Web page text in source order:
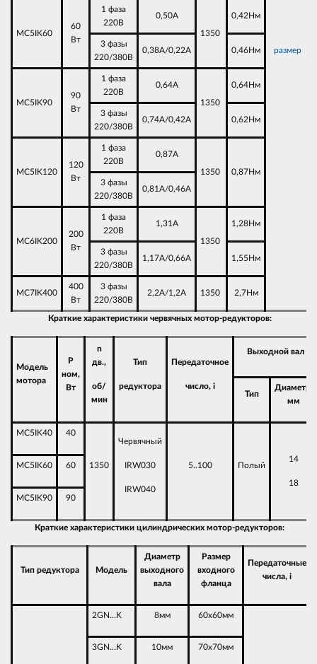
размер
MC5IK60
60
Вт
1 фаза
220В
0,50А
1350
0,42Нм
3 фазы
220/380В
0,38А/0,22А 0,46Нм
MC5IK90
90
Вт
1 фаза
220В
0,64А
1350
0,64Нм
3 фазы
220/380В
0,74А/0,42А 0,62Нм
MC5IK120
120
Вт
1 фаза
220В
0,87А
1350
0,87Нм
3 фазы
220/380В
0,81А/0,46А
MC6IK200
200
Вт
1 фаза
220В
1,31А
1350
1,28Нм
3 фазы
220/380В
1,17А/0,66А 1,55Нм
MC7IK400
400
Вт
3 фазы
220/380В
2,2А/1,2А 1350 2,7Нм
Краткие характеристики червячных мотор-редукторов:
Модель
мотора
P
ном,
Вт
n
дв.,
об/
мин
Тип
редуктора
Передаточное
число, i
Выходной вал
Тип
Диаметр,
мм
MC5IK40 40
1350
Червячный
IRW030
IRW040
5..100 Полый
14
18
MC5IK60 60
MC5IK90 90
Краткие характеристики цилиндрических мотор-редукторов:
Тип редуктора Модель
Диаметр
выходного
вала
Размер
входного
фланца
Передаточные
числа, i
2GN…K 8мм 60х60мм
3GN…K 10мм 70х70мм